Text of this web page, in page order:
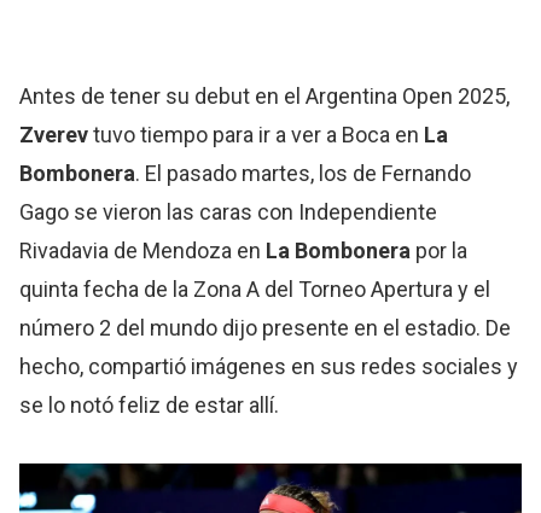
Antes de tener su debut en el Argentina Open 2025,
Zverevtuvo tiempo para ir a ver a Boca en La
Bombonera. El pasado martes, los de Fernando
Gago se vieron las caras con Independiente
Rivadavia de Mendoza en La Bombonera por la
quinta fecha de la Zona A del Torneo Apertura y el
número 2 del mundo dijo presente en el estadio. De
hecho, compartió imágenes en sus redes sociales y
se lo notó feliz de estar allí.